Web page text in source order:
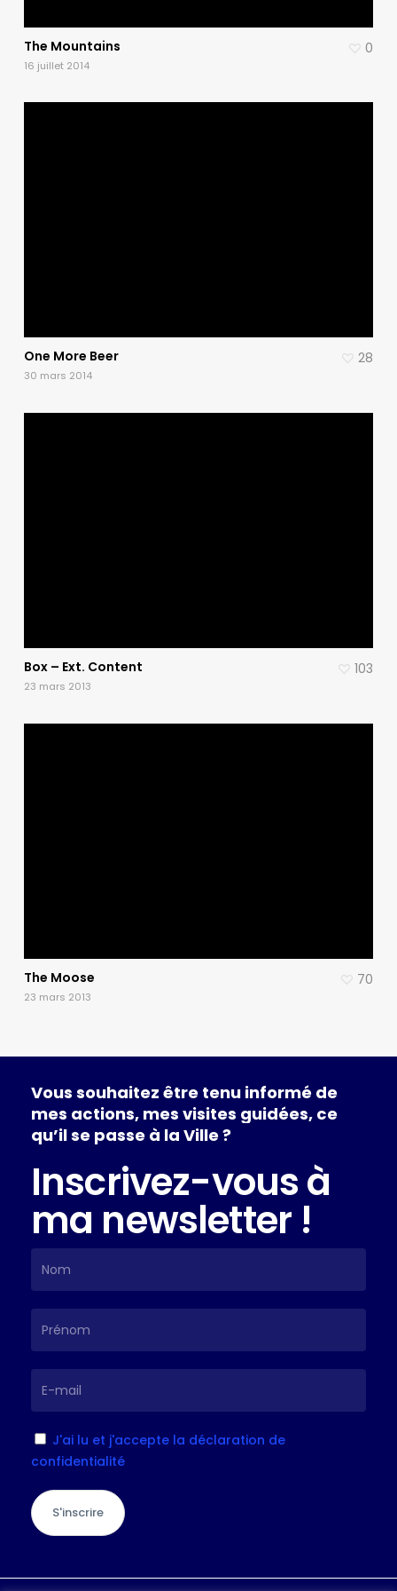
The Mountains
16 juillet 2014
0
One More Beer
30 mars 2014
28
Box – Ext. Content
23 mars 2013
103
The Moose
23 mars 2013
70
Vous souhaitez être tenu informé de
mes actions, mes visites guidées, ce
qu’ilse passe à la Ville?
Inscrivez-vous à
ma newsletter !
J'ai lu et j'accepte la déclaration de
confidentialité
S'inscrire